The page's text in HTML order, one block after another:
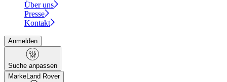
Über uns
Presse
Kontakt
Anmelden
Suche anpassen
MarkeLand Rover